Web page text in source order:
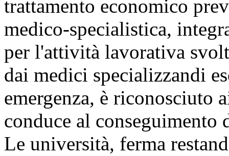
trattamento economico
medico-specialistica,
per l'attività lavorativa
dai medici specializzandi
emergenza, è
conduce al
Le università, ferma